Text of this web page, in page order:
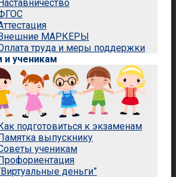
МАРКЕРЫ
труда и меры поддержки
и ученикам
подготовиться к экзаменам
выпускнику
ученикам
деньги”